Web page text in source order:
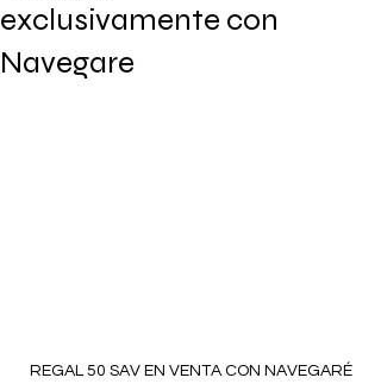
exclusivamente con
Navegare
REGAL 50 SAV EN VENTA CON NAVEGARÉ